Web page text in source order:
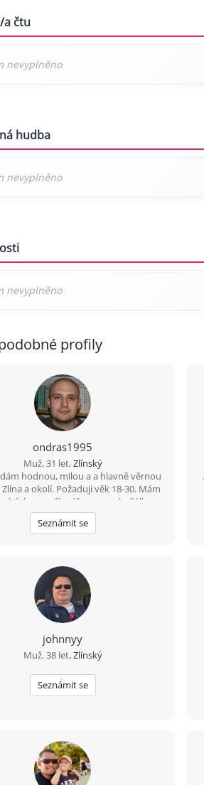
a čtu
hudba
profily
ondras1995
Muž, 31 let,Zlínský
hodnou, milou a a hlavně věrnou
a okolí. Požaduji věk 18-30. Mám
po přírodě posezení u šálku
i čaje. Chci, aby jsme spolu tahali
jeden provaz a měli spolu pořád na
dám. Napiš na 734116792,hned
odepisuji.
Seznámit se
johnnyy
Muž, 38 let,Zlínský
Seznámit se